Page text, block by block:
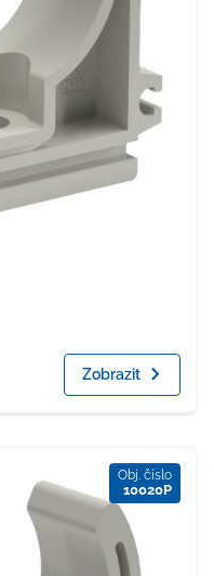
Zobrazit
Obj. číslo
10020P